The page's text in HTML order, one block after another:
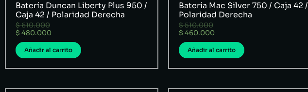
Batería Duncan Liberty Plus 950 /
Caja 42 / Polaridad Derecha
$610.000
$ 480.000
Añadir al carrito
Batería Mac Silver 750 / Caja 42 /
Polaridad Derecha
$510.000
$ 460.000
Añadir al carrito